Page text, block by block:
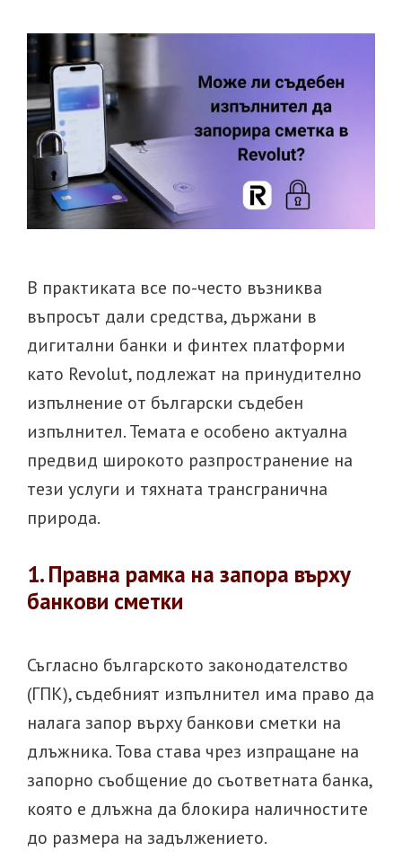
от
В практиката все по-често възниква
въпросът дали средства, държани в
дигитални банки и финтех платформи
като Revolut, подлежат на принудително
изпълнение от български съдебен
изпълнител. Темата е особено актуална
предвид широкото разпространение на
тези услуги и тяхната трансгранична
природа.
1. Правна рамка на запора върху
банкови сметки
Съгласно българското законодателство
(ГПК), съдебният изпълнител има право да
налага запор върху банкови сметки на
длъжника. Това става чрез изпращане на
запорно съобщение до съответната банка,
която е длъжна да блокира наличностите
до размера на задължението.